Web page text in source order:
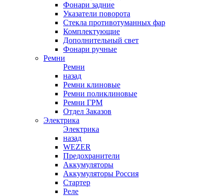
Фонари задние
Указатели поворота
Стекла противотуманных фар
Комплектующие
Дополнительный свет
Фонари ручные
Ремни
Ремни
назад
Ремни клиновые
Ремни поликлиновые
Ремни ГРМ
Отдел Заказов
Электрика
Электрика
назад
WEZER
Предохранители
Аккумуляторы
Аккумуляторы Россия
Стартер
Реле